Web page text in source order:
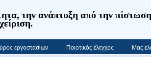
την ανάπτυξη από την
εργοστασίων Ποιοτικός έλεγχος Μας